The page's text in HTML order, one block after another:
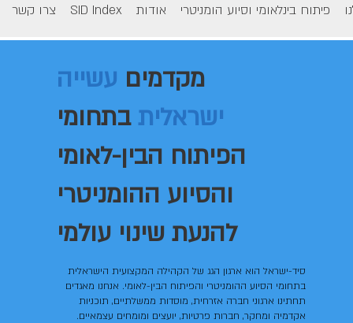
פיתוח בינלאומי וסיוע הומניטרי אודות SID Index צרו קשר
מקדמים עשייה
ישראלית בתחומי
הפיתוח הבין-לאומי
והסיוע ההומניטרי
להנעת שינוי עולמי
סיד-ישראל הוא ארגון הגג של הקהילה המקצועית הישראלית
בתחומי הסיוע ההומניטרי והפיתוח הבין-לאומי. אנחנו מאגדים
תחתינו ארגוני חברה אזרחית, מוסדות ממשלתיים, תוכניות
אקדמיה ומחקר, חברות פרטיות, יועצים ומומחים עצמאיים.